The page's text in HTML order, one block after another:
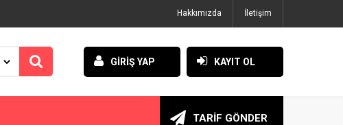
Hakkımızda İletişim
GİRİŞ YAP KAYIT OL
TARİF GÖNDER